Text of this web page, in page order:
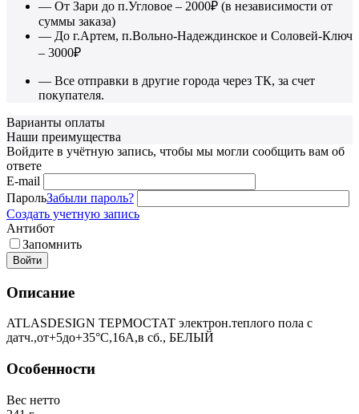
— От Зари до п.Угловое – 2000₽ (в независимости от
суммы заказа)
— До г.Артем, п.Вольно-Надеждинское и Соловей-Ключ
– 3000₽
— Все отправки в другие города через ТК, за счет
покупателя.
Варианты оплаты
Наши преимущества
Войдите в учётную запись, чтобы мы могли сообщить вам об
ответе
E-mail
ПарольЗабыли пароль?
Создать учетную запись
Антибот
Запомнить
Войти
Описание
ATLASDESIGN ТЕРМОСТАТ электрон.теплого пола с
датч.,от+5до+35°C,16A,в сб., БЕЛЫЙ
Особенности
Вес нетто